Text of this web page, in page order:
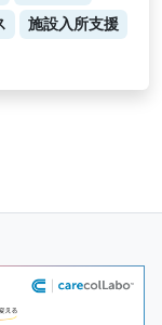
施設入所支援